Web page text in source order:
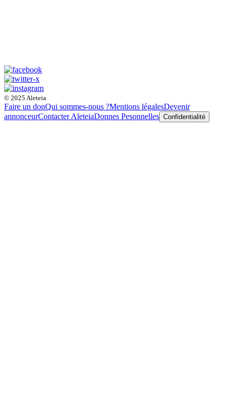
© 2025 Aleteia
Faire un donQui sommes-nous ?Mentions légalesDevenir
annonceurContacter AleteiaDonnes Pesonnelles Confidentialité